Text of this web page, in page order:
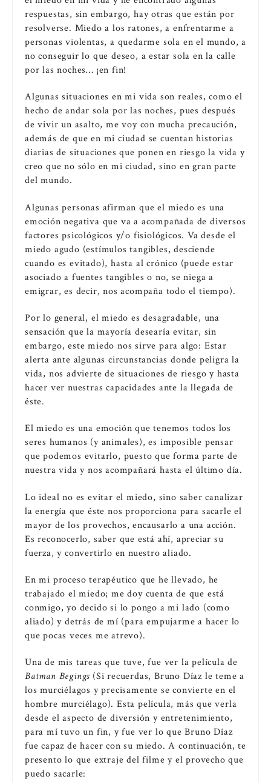
respuestas, sin embargo, hay otras que están por
resolverse. Miedo a los ratones, a enfrentarme a
personas violentas, a quedarme sola en el mundo, a
no conseguir lo que deseo, a estar sola en la calle
por las noches… ¡en fin!
Algunas situaciones en mi vida son reales, como el
hecho de andar sola por las noches, pues después
de vivir un asalto, me voy con mucha precaución,
además de que en mi ciudad se cuentan historias
diarias de situaciones que ponen en riesgo la vida y
creo que no sólo en mi ciudad, sino en gran parte
del mundo.
Algunas personas afirman que el miedo es una
emoción negativa que va a acompañada de diversos
factores psicológicos y/o fisiológicos. Va desde el
miedo agudo (estímulos tangibles, desciende
cuando es evitado), hasta al crónico (puede estar
asociado a fuentes tangibles o no, se niega a
emigrar, es decir, nos acompaña todo el tiempo).
Por lo general, el miedo es desagradable, una
sensación que la mayoría desearía evitar, sin
embargo, este miedo nos sirve para algo: Estar
alerta ante algunas circunstancias donde peligra la
vida, nos advierte de situaciones de riesgo y hasta
hacer ver nuestras capacidades ante la llegada de
éste.
El miedo es una emoción que tenemos todos los
seres humanos (y animales), es imposible pensar
que podemos evitarlo, puesto que forma parte de
nuestra vida y nos acompañará hasta el último día.
Lo ideal no es evitar el miedo, sino saber canalizar
la energía que éste nos proporciona para sacarle el
mayor de los provechos, encausarlo a una acción.
Es reconocerlo, saber que está ahí, apreciar su
fuerza, y convertirlo en nuestro aliado.
En mi proceso terapéutico que he llevado, he
trabajado el miedo; me doy cuenta de que está
conmigo, yo decido si lo pongo a mi lado (como
aliado) y detrás de mí (para empujarme a hacer lo
que pocas veces me atrevo).
Una de mis tareas que tuve, fue ver la película de
Batman Begings (Si recuerdas, Bruno Díaz le teme a
los murciélagos y precisamente se convierte en el
hombre murciélago). Esta película, más que verla
desde el aspecto de diversión y entretenimiento,
para mí tuvo un fin, y fue ver lo que Bruno Díaz
fue capaz de hacer con su miedo. A continuación, te
presento lo que extraje del filme y el provecho que
puedo sacarle: